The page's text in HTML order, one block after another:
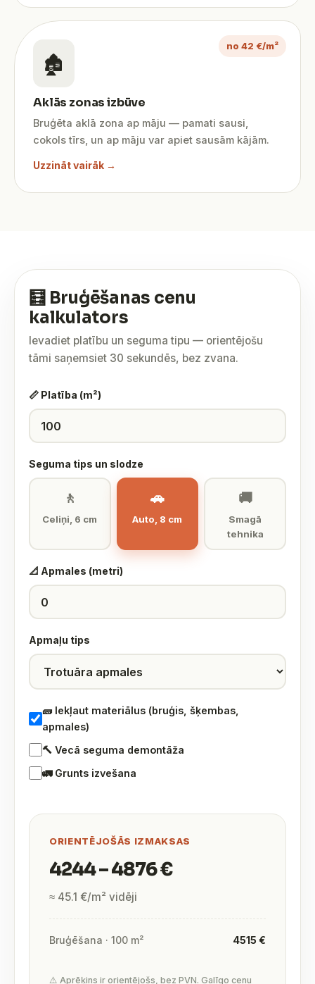
no 42 €/m²
🏚️
Aklās zonas izbūve
Bruģēta aklā zona ap māju — pamati sausi,
cokols tīrs, un ap māju var apiet sausām kājām.
Uzzināt vairāk →
🧮 Bruģēšanas cenu
kalkulators
Ievadiet platību un seguma tipu — orientējošu
tāmi saņemsiet 30 sekundēs, bez zvana.
📏 Platība (m²)
Seguma tips un slodze
🚶
Celiņi, 6 cm
🚗
Auto, 8 cm
🚚
Smagā
tehnika
📐 Apmales (metri)
Apmaļu tips
🧱 Iekļaut materiālus (bruģis, šķembas,
apmales)
🔨 Vecā seguma demontāža
🚛 Grunts izvešana
ORIENTĒJOŠĀS IZMAKSAS
4244 – 4876 €
≈ 45.1 €/m² vidēji
Bruģēšana · 100 m² 4515 €
⚠️ Aprēķins ir orientējošs, bez PVN. Galīgo cenu